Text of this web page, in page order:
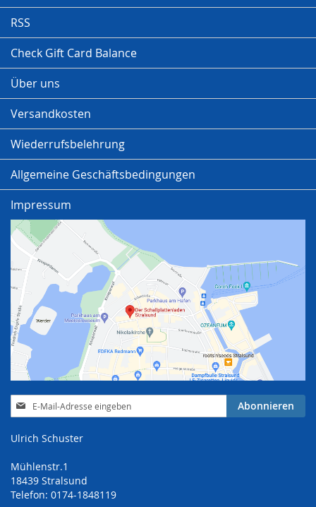
RSS
Check Gift Card Balance
Über uns
Versandkosten
Wiederrufsbelehrung
Allgemeine Geschäftsbedingungen
Impressum
Anmeldung
zum
Abonnieren
Ulrich Schuster
Mühlenstr.1
18439 Stralsund
Telefon: 0174-1848119